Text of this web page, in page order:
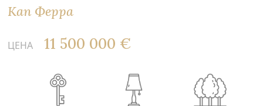
Кап Ферра
ЦЕНА 11 500 000 €